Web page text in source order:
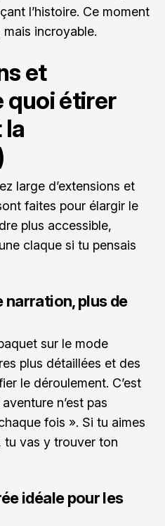
l’histoire. Ce moment
mais incroyable.
et
quoi étirer
la
large d’extensions et
faites pour élargir le
plus accessible,
claque si tu pensais
narration, plus de
sur le mode
plus détaillées et des
le déroulement. C’est
n’est pas
fois ». Si tu aimes
tu vas y trouver ton
idéale pour les